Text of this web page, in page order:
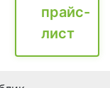
прайс-
лист